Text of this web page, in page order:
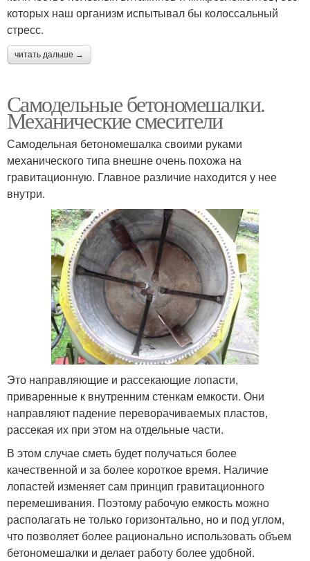
которых наш организм испытывал бы колоссальный
стресс.
читать дальше →
Самодельные бетономешалки.
Механические смесители
Самодельная бетономешалка своими руками
механического типа внешне очень похожа на
гравитационную. Главное различие находится у нее
внутри.
Это направляющие и рассекающие лопасти,
приваренные к внутренним стенкам емкости. Они
направляют падение переворачиваемых пластов,
рассекая их при этом на отдельные части.
В этом случае сметь будет получаться более
качественной и за более короткое время. Наличие
лопастей изменяет сам принцип гравитационного
перемешивания. Поэтому рабочую емкость можно
располагать не только горизонтально, но и под углом,
что позволяет более рационально использовать объем
бетономешалки и делает работу более удобной.